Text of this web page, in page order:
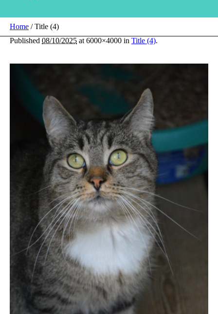
Home /Title (4)
Published 08/10/2025 at 6000×4000 in Title (4).